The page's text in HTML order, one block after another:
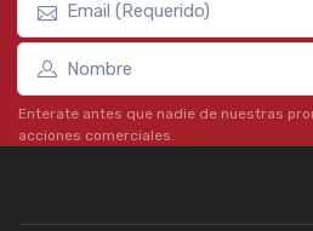
Enterate antes que nadie de nuestras
acciones comerciales.